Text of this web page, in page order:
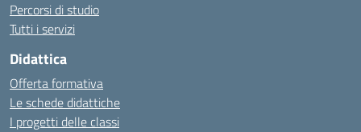
Percorsi di studio
Tutti i servizi
Didattica
Offerta formativa
Le schede didattiche
I progetti delle classi